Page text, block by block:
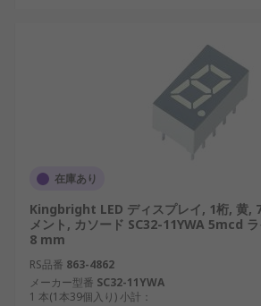
環境でも長期間使用可能です。
LED表示器とLCD表示器の違い
LED表示器とLCD表示器はどちらも視
能特性には明確な違いがあります。
示器はバックライトを必要とし、液
制御して光の透過を変化させること
す。これに対して、LED表示器は各素
するため、より明るく、応答速度が速
があります。
在庫あり
Kingbright LED ディスプレイ, 1桁, 黄,
メント, カソード SC32-11YWA 5mcd
8 mm
RS品番 863-4862
メーカー型番 SC32-11YWA
1 本(1本39個入り) 小計：